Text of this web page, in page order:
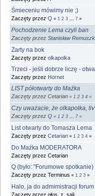
Śmieceniu mówimy nie ;)
Zaczęty przez Q « 1 2 3 7 »
Pochodzenie Lema czyli ban
Zaczęty przez Stanisław
Żarty na bok
Zaczęty przez olkapolka
Trzeci - jeśli dobrze liczę -
Zaczęty przez Hornet
LIST półotwarty do Maźka
Zaczęty przez Cetarian « 1 2 3 4 »
Czy uważacie, że olkapolka,
Zaczęty przez Q « 1 2 3 7»
List otwarty do Tomasza Lema
Zaczęty przez Cetarian « 1 2 3 4 »
Do Maźka MODERATORA
Zaczęty przez Cetarian
Q (było: "Forumowe
Zaczęty przez Terminus « 1 2 3 »
Halo, ja do admimistracji forum
Zaczęty przez głos_z_sali